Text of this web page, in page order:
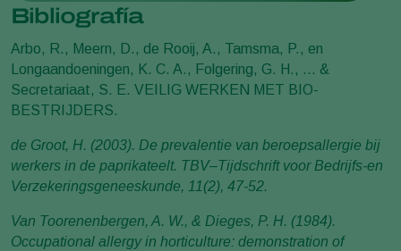
Bibliografía
Arbo, R., Meern, D., de Rooij, A., Tamsma, P., en
Longaandoeningen, K. C. A., Folgering, G. H., ... &
Secretariaat, S. E. VEILIG WERKEN MET BIO-
BESTRIJDERS.
de Groot, H. (2003). De prevalentie van beroepsallergie bij
werkers in de paprikateelt. TBV–Tijdschrift voor Bedrijfs-en
Verzekeringsgeneeskunde, 11(2), 47-52.
Van Toorenenbergen, A. W., & Dieges, P. H. (1984).
Occupational allergy in horticulture: demonstration of